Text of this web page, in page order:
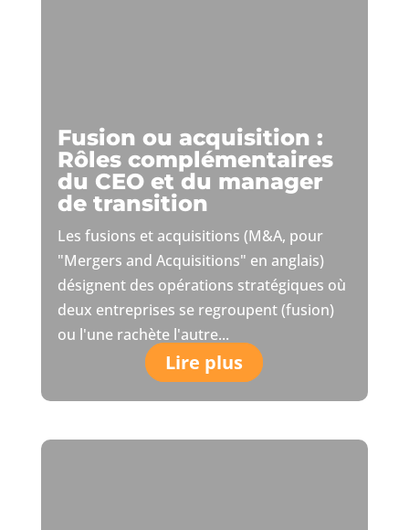
Fusion ou acquisition :
Rôles complémentaires
du CEO et du manager
de transition
Les fusions et acquisitions (M&A, pour
"Mergers and Acquisitions" en anglais)
désignent des opérations stratégiques où
deux entreprises se regroupent (fusion)
ou l'une rachète l'autre...
Lire plus